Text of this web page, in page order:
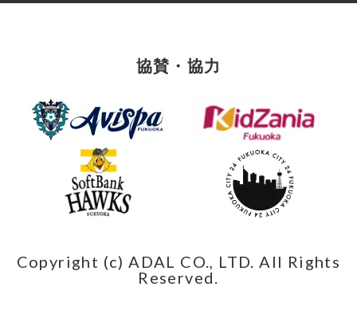
協賛・協力
Copyright (c) ADAL CO., LTD. All Rights
Reserved.